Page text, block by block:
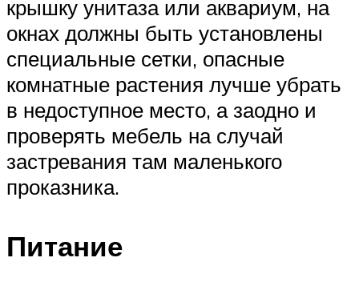
крышку унитаза или аквариум, на
окнах должны быть установлены
специальные сетки, опасные
комнатные растения лучше убрать
в недоступное место, а заодно и
проверять мебель на случай
застревания там маленького
проказника.
Питание